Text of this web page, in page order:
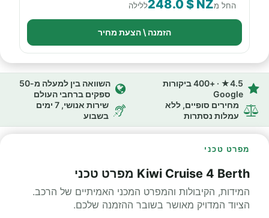
החל מ248.0 $ NZללילה
הזמנה \ הצעת מחיר
4.5★ · +400 ביקורות
Google
השוואה בין למעלה מ-50
ספקים ברחבי העולם
מחירים סופיים, ללא
עמלות נסתרות
שירות אנושי, 7 ימים
בשבוע
מפרט טכני
Kiwi Cruise 4 Berth מפרט טכני
המידות, הקיבולות והמפרט המכני האמיתיים של הרכב.
הציוד המדויק מאושר בשובר ההזמנה שלכם.